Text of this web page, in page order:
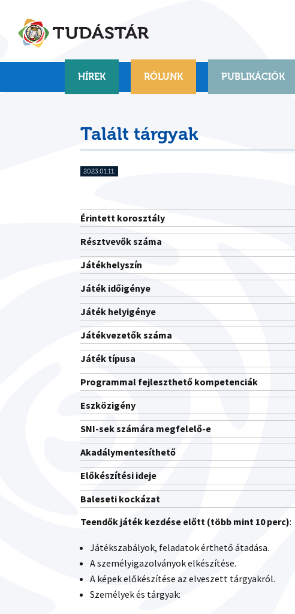
content
HÍREK RÓLUNK PUBLIKÁCIÓK
Talált tárgyak
2023.01.11.
Érintett korosztály
Résztvevők száma
Játékhelyszín
Játék időigénye
Játék helyigénye
Játékvezetők száma
Játék típusa
Programmal fejleszthető kompetenciák
Eszközigény
SNI-sek számára megfelelő-e
Akadálymentesíthető
Előkészítési ideje
Baleseti kockázat
Teendők játék kezdése előtt (több mint 10 perc):
Játékszabályok, feladatok érthető átadása.
A személyigazolványok elkészítése.
A képek előkészítése az elveszett tárgyakról.
Személyek és tárgyak: